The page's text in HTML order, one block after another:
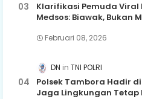
Klarifikasi Pemuda
Medsos: Biawak, Bukan
Februari 08, 2026
DN TNI POLRI
Polsek Tambora Hadir
Jaga Lingkungan Tetap